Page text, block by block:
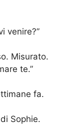
venire?”
Misurato.
te.”
fa.
Sophie.